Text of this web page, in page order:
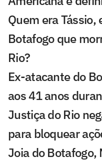
Quem era Tássio,
Botafogo que
Rio?
Ex-atacante do
aos 41 anos
Justiça do Rio
para bloquear
Joia do Botafogo,